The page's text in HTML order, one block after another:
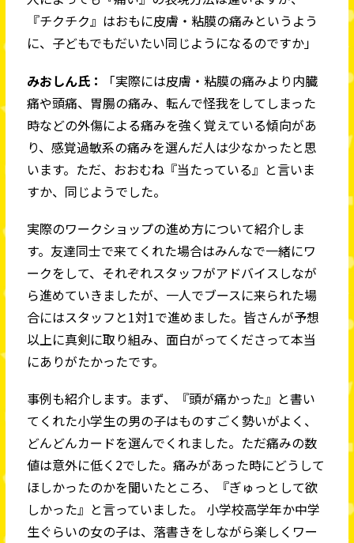
『チクチク』はおもに皮膚・粘膜の痛みというよう
に、子どもでもだいたい同じようになるのですか」
みおしん氏：
「実際には皮膚・粘膜の痛みより内臓
痛や頭痛、胃腸の痛み、転んで怪我をしてしまった
時などの外傷による痛みを強く覚えている傾向があ
り、感覚過敏系の痛みを選んだ人は少なかったと思
います。ただ、おおむね『当たっている』と言いま
すか、同じようでした。
実際のワークショップの進め方について紹介しま
す。友達同士で来てくれた場合はみんなで一緒にワ
ークをして、それぞれスタッフがアドバイスしなが
ら進めていきましたが、一人でブースに来られた場
合にはスタッフと1対1で進めました。皆さんが予想
以上に真剣に取り組み、面白がってくださって本当
にありがたかったです。
事例も紹介します。まず、『頭が痛かった』と書い
てくれた小学生の男の子はものすごく勢いがよく、
どんどんカードを選んでくれました。ただ痛みの数
値は意外に低く2でした。痛みがあった時にどうして
ほしかったのかを聞いたところ、『ぎゅっとして欲
しかった』と言っていました。 小学校高学年か中学
生ぐらいの女の子は、落書きをしながら楽しくワー